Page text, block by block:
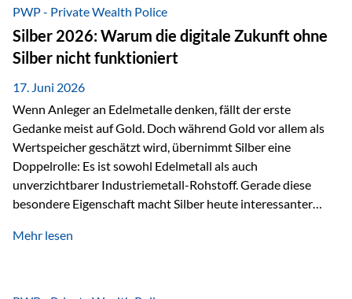
Veränderungen geprägt ist, kann diese aktive
Herangehensweise einen entscheidenden Mehrwert bieten.
Was zeichnet aktive Fonds aus? Aktive Fonds verfolgen das
Ziel, nicht nur einen Markt abzubilden, sondern gezielt
Anlageentscheidungen zu treffen. Fondsmanager
analysieren Unternehmen,…
PWP - Private Wealth Police
Silber 2026: Warum die digitale Zukunft ohne
Silber nicht funktioniert
17. Juni 2026
Wenn Anleger an Edelmetalle denken, fällt der erste
Gedanke meist auf Gold. Doch während Gold vor allem als
Wertspeicher geschätzt wird, übernimmt Silber eine
Doppelrolle: Es ist sowohl Edelmetall als auch
unverzichtbarer Industriemetall-Rohstoff. Gerade diese
besondere Eigenschaft macht Silber heute interessanter
elektrischer – und genau dort spielt Silber eine
Mehr lesen